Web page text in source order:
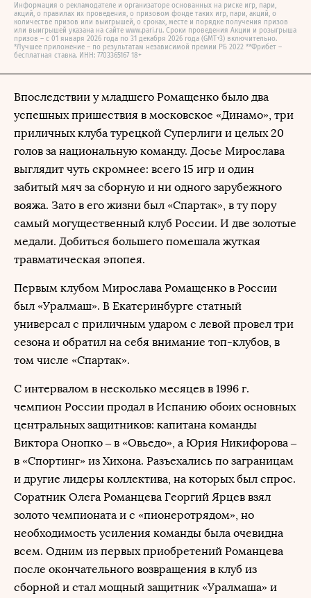
Информация о рекламодателе и организаторе основанных на риске игр, пари,
акций, о правилах их проведения, о призовом фонде таких игр, пари, акций, о
количестве призов или выигрышей, о сроках, месте и порядке получения призов
или выигрышей указана на сайте www.pari.ru. Сроки проведения Акции и розыгрыша
призов – с 01 января 2026 года по 31 декабря 2026 года (GMT+3) включительно.
*Лучшее приложение – по результатам независимой премии РБ 2022 **Фрибет –
бесплатная ставка. ИНН: 7703365167 18+
Впоследствии у младшего Ромащенко было два
успешных пришествия в московское «Динамо», три
приличных клуба турецкой Суперлиги и целых 20
голов за национальную команду. Досье Мирослава
выглядит чуть скромнее: всего 15 игр и один
забитый мяч за сборную и ни одного зарубежного
вояжа. Зато в его жизни был «Спартак», в ту пору
самый могущественный клуб России. И две золотые
медали. Добиться большего помешала жуткая
травматическая эпопея.
Первым клубом Мирослава Ромащенко в России
был «Уралмаш». В Екатеринбурге статный
универсал с приличным ударом с левой провел три
сезона и обратил на себя внимание топ-клубов, в
том числе «Спартак».
С интервалом в несколько месяцев в 1996 г.
чемпион России продал в Испанию обоих основных
центральных защитников: капитана команды
Виктора Онопко – в «Овьедо», а Юрия Никифорова –
в «Спортинг» из Хихона. Разъехались по заграницам
и другие лидеры коллектива, на которых был спрос.
Соратник Олега Романцева Георгий Ярцев взял
золото чемпионата и с «пионеротрядом», но
необходимость усиления команды была очевидна
всем. Одним из первых приобретений Романцева
после окончательного возвращения в клуб из
сборной и стал мощный защитник «Уралмаша» и